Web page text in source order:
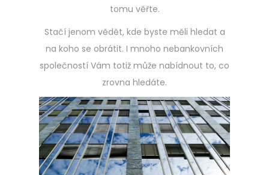
tomu věřte.
Stačí jenom vědět, kde byste měli hledat a
na koho se obrátit. I mnoho nebankovních
společností Vám totiž může nabídnout to, co
zrovna hledáte.